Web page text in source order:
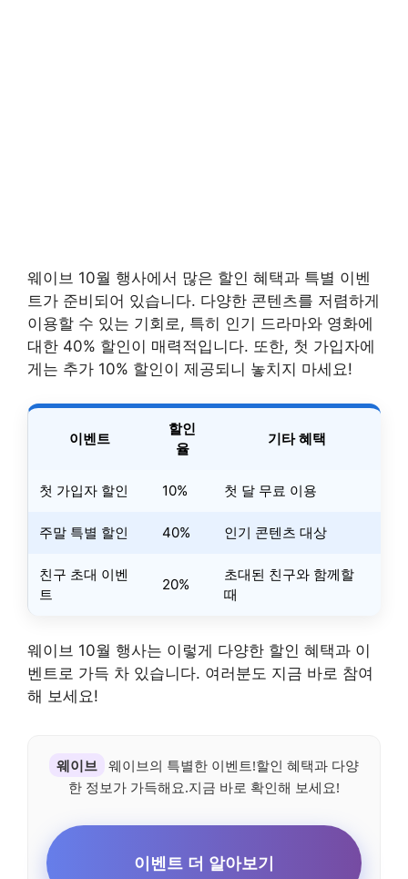
웨이브 10월 행사에서 많은 할인 혜택과 특별 이벤
트가 준비되어 있습니다. 다양한 콘텐츠를 저렴하게
이용할 수 있는 기회로, 특히 인기 드라마와 영화에
대한 40% 할인이 매력적입니다. 또한, 첫 가입자에
게는 추가 10% 할인이 제공되니 놓치지 마세요!
이벤트
할인
율
기타 혜택
첫 가입자 할인 10% 첫 달 무료 이용
주말 특별 할인 40% 인기 콘텐츠 대상
친구 초대 이벤
트
20%
초대된 친구와 함께할
때
웨이브 10월 행사는 이렇게 다양한 할인 혜택과 이
벤트로 가득 차 있습니다. 여러분도 지금 바로 참여
해 보세요!
웨이브 웨이브의 특별한 이벤트!할인 혜택과 다양
한 정보가 가득해요.지금 바로 확인해 보세요!
이벤트 더 알아보기